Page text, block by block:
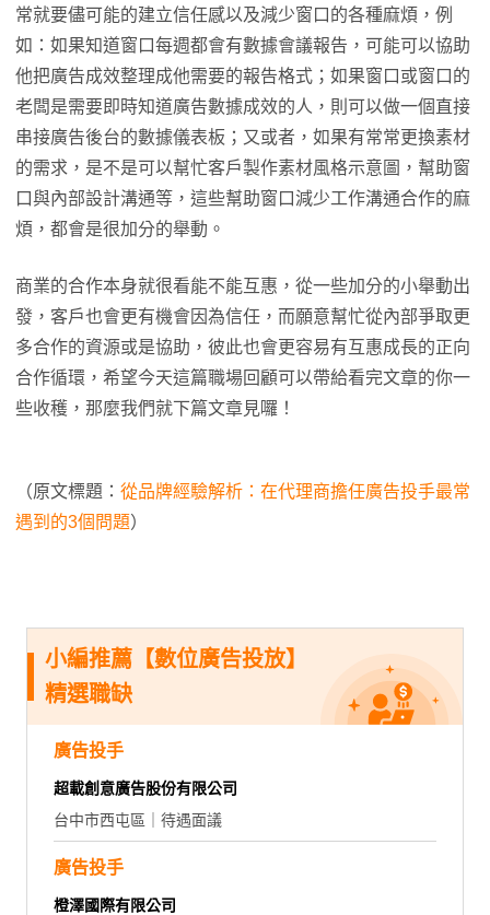
常就要儘可能的建立信任感以及減少窗口的各種麻煩，例
如：如果知道窗口每週都會有數據會議報告，可能可以協助
他把廣告成效整理成他需要的報告格式；如果窗口或窗口的
老闆是需要即時知道廣告數據成效的人，則可以做一個直接
串接廣告後台的數據儀表板；又或者，如果有常常更換素材
的需求，是不是可以幫忙客戶製作素材風格示意圖，幫助窗
口與內部設計溝通等，這些幫助窗口減少工作溝通合作的麻
煩，都會是很加分的舉動。
商業的合作本身就很看能不能互惠，從一些加分的小舉動出
發，客戶也會更有機會因為信任，而願意幫忙從內部爭取更
多合作的資源或是協助，彼此也會更容易有互惠成長的正向
合作循環，希望今天這篇職場回顧可以帶給看完文章的你一
些收穫，那麼我們就下篇文章見囉！
（原文標題： 從品牌經驗解析：在代理商擔任廣告投手最常
遇到的3個問題）
小編推薦【數位廣告投放】
精選職缺
廣告投手
超載創意廣告股份有限公司
台中市西屯區｜待遇面議
廣告投手
橙澤國際有限公司